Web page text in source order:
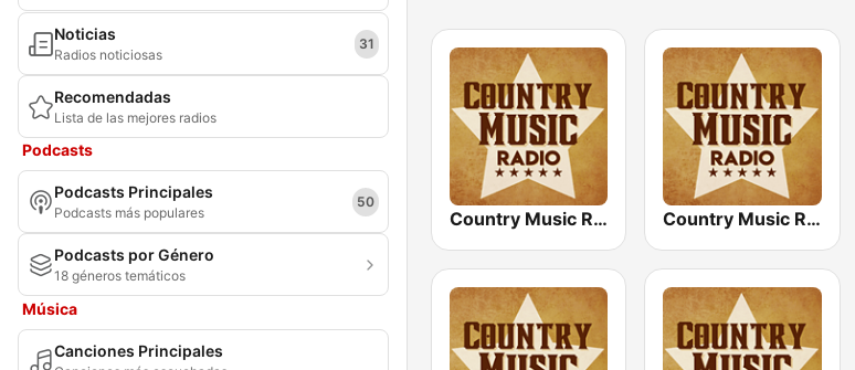
Noticias
Radios noticiosas
31
Recomendadas
Lista de las mejores radios
Podcasts
Podcasts Principales
Podcasts más populares
50
Podcasts por Género
18 géneros temáticos
Música
Canciones Principales
Country Music Radio - Country Mix Country Music Radio - 70's Country